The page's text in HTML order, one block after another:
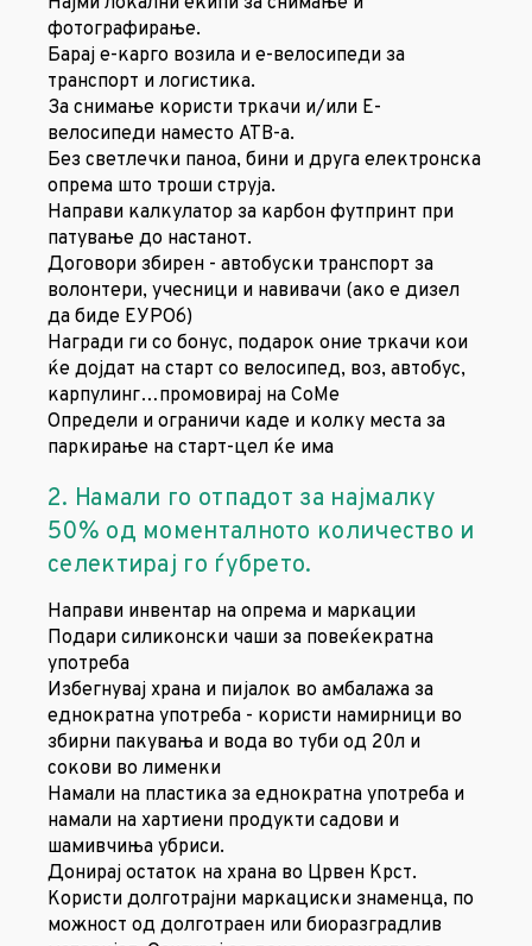
фотографирање.
Барај е-карго возила и е-велосипеди за
транспорт и логистика.
За снимање користи тркачи и/или Е-
велосипеди наместо АТВ-а.
Без светлечки паноа, бини и друга електронска
опрема што троши струја.
Направи калкулатор за карбон футпринт при
патување до настанот.
Договори збирен - автобуски транспорт за
волонтери, учесници и навивачи (ако е дизел
да биде ЕУРО6)
Награди ги со бонус, подарок оние тркачи кои
ќе дојдат на старт со велосипед, воз, автобус,
карпулинг…промовирај на СоМе
Определи и ограничи каде и колку места за
паркирање на старт-цел ќе има
2. Намали го отпадот за најмалку
50% од моменталното количество и
селектирај го ѓубрето.
Направи инвентар на опрема и маркации
Подари силиконски чаши за повеќекратна
употреба
Избегнувај храна и пијалок во амбалажа за
еднократна употреба - користи намирници во
збирни пакувања и вода во туби од 20л и
сокови во лименки
Намали на пластика за еднократна употреба и
намали на хартиени продукти садови и
шамивчиња убриси.
Донирај остаток на храна во Црвен Крст.
Користи долготрајни маркациски знаменца, по
можност од долготраен или биоразградлив